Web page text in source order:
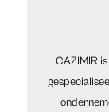
CAZIMIR